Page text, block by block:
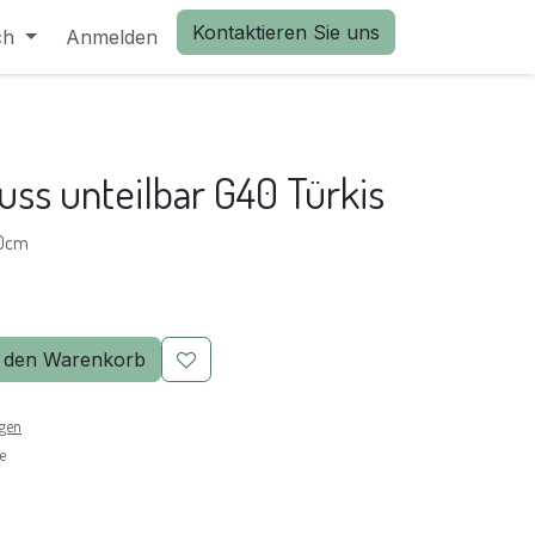
Anmelden Kontaktieren Sie uns
unteilbar G40 Türkis
Warenkorb